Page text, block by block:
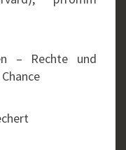
– Rechte und